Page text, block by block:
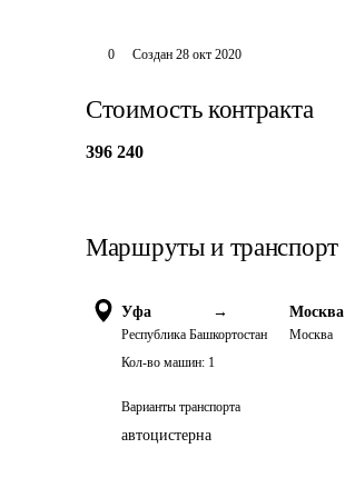
0 Создан 28 окт 2020
Стоимость контракта
396 240
Маршруты и транспорт
Уфа →
Республика Башкортостан
Москва
Москва
Кол-во машин: 1
Варианты транспорта
автоцистерна